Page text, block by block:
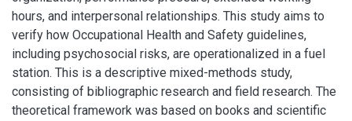
hours, and interpersonal relationships. This study aims to
verify how Occupational Health and Safety guidelines,
including psychosocial risks, are operationalized in a fuel
station. This is a descriptive mixed-methods study,
consisting of bibliographic research and field research. The
theoretical framework was based on books and scientific